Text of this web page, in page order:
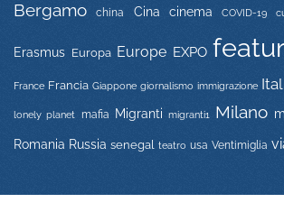
Bergamo china Cina cinema COVID-19
Erasmus Europa Europe EXPO
France Francia Giappone giornalismo immigrazione
lonely planet mafia Migranti migranti1 Milano
Romania Russia senegal teatro usa Ventimiglia